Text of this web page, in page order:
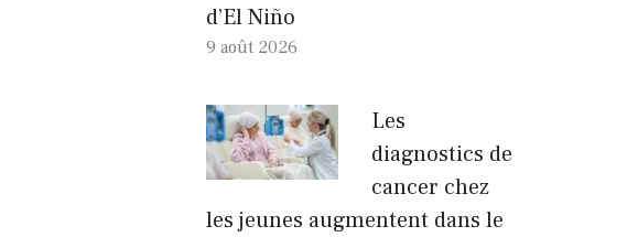
d’El Niño
9 août 2026
Les
diagnostics de
cancer chez
les jeunes augmentent dans le